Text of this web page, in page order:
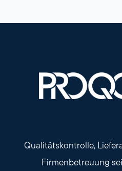
Qualitätskontrolle,
Firmenbetreuung